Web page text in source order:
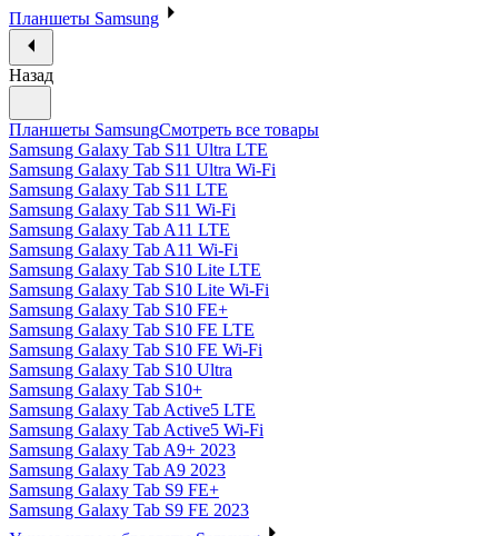
Планшеты Samsung
Назад
Планшеты SamsungСмотреть все товары
Samsung Galaxy Tab S11 Ultra LTE
Samsung Galaxy Tab S11 Ultra Wi-Fi
Samsung Galaxy Tab S11 LTE
Samsung Galaxy Tab S11 Wi-Fi
Samsung Galaxy Tab A11 LTE
Samsung Galaxy Tab A11 Wi-Fi
Samsung Galaxy Tab S10 Lite LTE
Samsung Galaxy Tab S10 Lite Wi-Fi
Samsung Galaxy Tab S10 FE+
Samsung Galaxy Tab S10 FE LTE
Samsung Galaxy Tab S10 FE Wi-Fi
Samsung Galaxy Tab S10 Ultra
Samsung Galaxy Tab S10+
Samsung Galaxy Tab Active5 LTE
Samsung Galaxy Tab Active5 Wi-Fi
Samsung Galaxy Tab A9+ 2023
Samsung Galaxy Tab A9 2023
Samsung Galaxy Tab S9 FE+
Samsung Galaxy Tab S9 FE 2023